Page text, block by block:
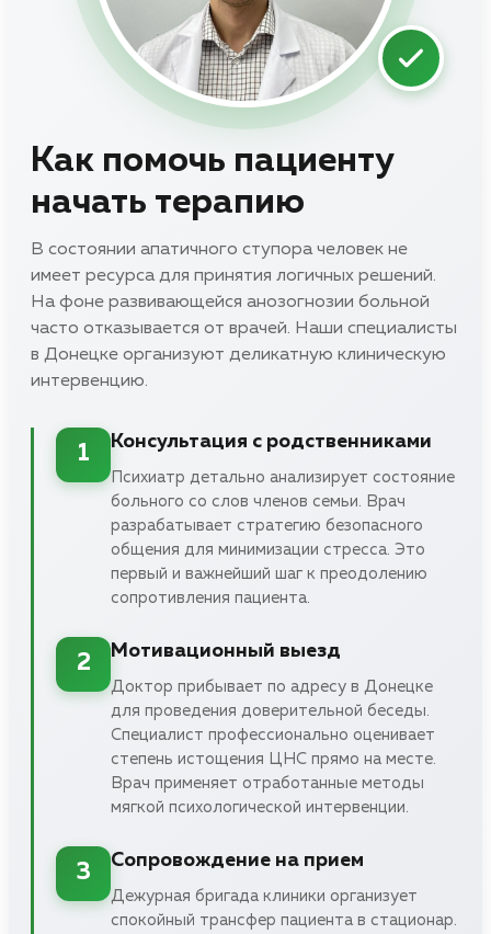
Как помочь пациенту
начать терапию
В состоянии апатичного ступора человек не
имеет ресурса для принятия логичных решений.
На фоне развивающейся анозогнозии больной
часто отказывается от врачей. Наши специалисты
в Донецке организуют деликатную клиническую
интервенцию.
1
Консультация с родственниками
Психиатр детально анализирует состояние
больного со слов членов семьи. Врач
разрабатывает стратегию безопасного
общения для минимизации стресса. Это
первый и важнейший шаг к преодолению
сопротивления пациента.
2
Мотивационный выезд
Доктор прибывает по адресу в Донецке
для проведения доверительной беседы.
Специалист профессионально оценивает
степень истощения ЦНС прямо на месте.
Врач применяет отработанные методы
мягкой психологической интервенции.
3
Сопровождение на прием
Дежурная бригада клиники организует
спокойный трансфер пациента в стационар.